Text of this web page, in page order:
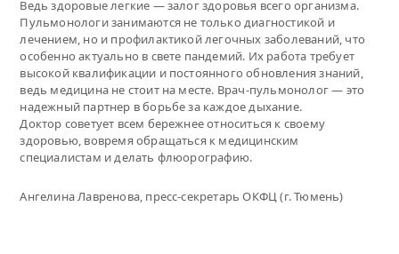
Ведь здоровые легкие — залог здоровья всего организма.
Пульмонологи занимаются не только диагностикой и
лечением, но и профилактикой легочных заболеваний, что
особенно актуально в свете пандемий. Их работа требует
высокой квалификации и постоянного обновления знаний,
ведь медицина не стоит на месте. Врач-пульмонолог — это
надежный партнер в борьбе за каждое дыхание.
Доктор советует всем бережнее относиться к своему
здоровью, вовремя обращаться к медицинским
специалистам и делать флюорографию.
Ангелина Лавренова, пресс-секретарь ОКФЦ (г. Тюмень)